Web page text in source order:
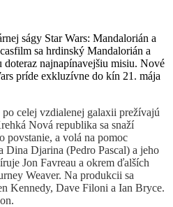
ságy Star Wars: Mandalorián a
sa hrdinský Mandalorián a
najnapínavejšiu misiu. Nové
príde exkluzívne do kín 21. mája
celej vzdialenej galaxii prežívajú
Nová republika sa snaží
povstanie, a volá na pomoc
Dina Djarina (Pedro Pascal) a jeho
Jon Favreau a okrem ďalších
Weaver. Na produkcii sa
Kennedy, Dave Filoni a Ian Bryce.